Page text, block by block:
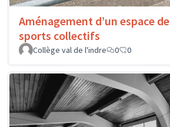
Aménagement d’un espace de
sports collectifs
Collège val de l'indre
0 0